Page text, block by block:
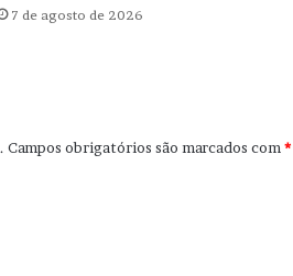
7 de agosto de 2026
Campos obrigatórios são marcados com*